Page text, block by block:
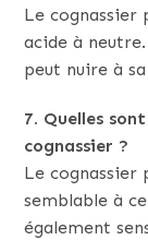
Le cognassier
acide à
peut nuire à
7. Quelles
cognassier ?
Le cognassier
semblable à
également